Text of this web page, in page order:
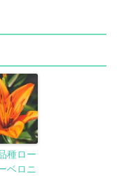
種ロー
ベロニ